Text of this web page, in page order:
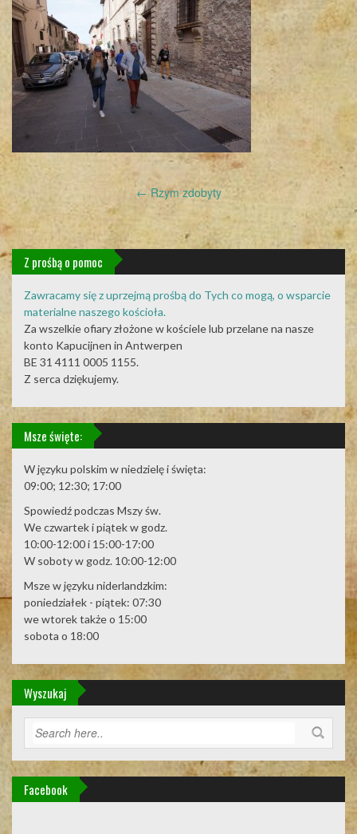
Post
navigation
←Rzym zdobyty
Z prośbą o pomoc
Zawracamy się z uprzejmą prośbą do Tych co mogą, o wsparcie
materialne naszego kościoła.
Za wszelkie ofiary złożone w kościele lub przelane na nasze
konto Kapucijnen in Antwerpen
BE 31 4111 0005 1155.
Z serca dziękujemy.
Msze święte:
W języku polskim w niedzielę i święta:
09:00; 12:30; 17:00
Spowiedź podczas Mszy św.
We czwartek i piątek w godz.
10:00-12:00 i 15:00-17:00
W soboty w godz. 10:00-12:00
Msze w języku niderlandzkim:
poniedziałek - piątek: 07:30
we wtorek także o 15:00
sobota o 18:00
Wyszukaj
Facebook